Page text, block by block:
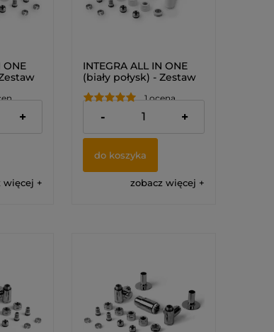
ONE
+
więcej
INTEGRA ALL IN ONE
(biały połysk) - Zestaw
możliwością montażu
grzałki (PRAWY)
1 ocena
519,00 zł
- +
do koszyka
zobacz więcej